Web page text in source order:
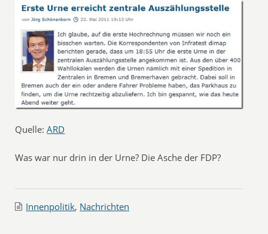
Quelle:ARD
Was war nur drin in der Urne? Die Asche der FDP?
Innenpolitik, Nachrichten